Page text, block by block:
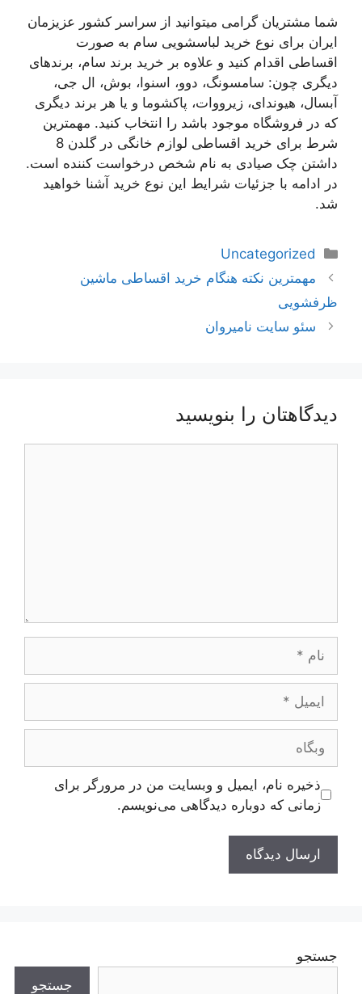
شما مشتریان گرامی میتوانید از سراسر کشور عزیزمان
ایران برای نوع خرید لباسشویی سام به صورت
اقساطی اقدام کنید و علاوه بر خرید برند سام، برندهای
دیگری چون: سامسونگ، دوو، اسنوا، بوش، ال جی،
آبسال، هیوندای، زیرووات، پاکشوما و یا هر برند دیگری
که در فروشگاه موجود باشد را انتخاب کنید. مهمترین
شرط برای خرید اقساطی لوازم خانگی در گلدن 8
داشتن چک صیادی به نام شخص درخواست کننده است.
در ادامه با جزئیات شرایط این نوع خرید آشنا خواهید
شد.
دسته‌ها
Uncategorized
ناوبری
نوشته‌ها
مهمترین نکته هنگام خرید اقساطی ماشین
ظرفشویی
سئو سایت نامیروان
دیدگاهتان را بنویسید
وبگاه
ذخیره نام، ایمیل و وبسایت من در مرورگر برای
زمانی که دوباره دیدگاهی می‌نویسم.
جستجو
جستجو